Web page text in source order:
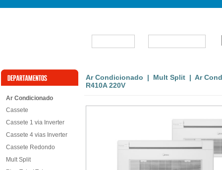
Ar Condicionado
Cassete
Cassete 1 via Inverter
Cassete 4 vias Inverter
Cassete Redondo
Mult Split
Ar Condicionado | Mult Split | Ar
R410A 220V